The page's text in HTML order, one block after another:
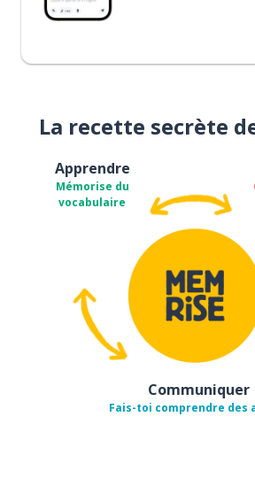
La recette secrète
Apprendre
Mémorise du
vocabulaire
Communiquer
Fais-toi comprendre des